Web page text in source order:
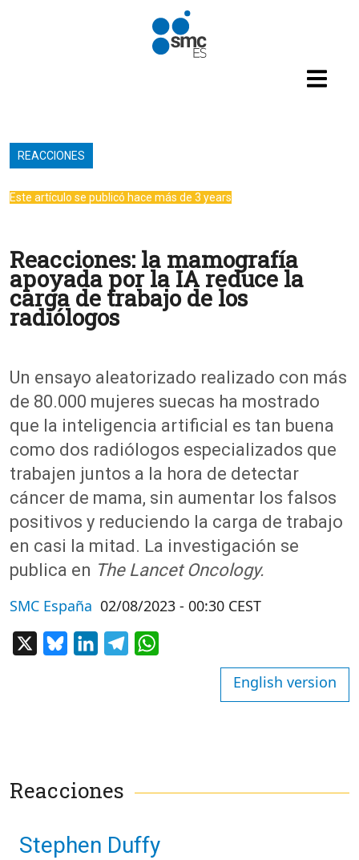
Pasar al contenido principal
REACCIONES
Este artículo se publicó hace más de 3 years
Reacciones: la mamografía
apoyada por la IA reduce la
carga de trabajo de los
radiólogos
Un ensayo aleatorizado realizado con más
de 80.000 mujeres suecas ha mostrado
que la inteligencia artificial es tan buena
como dos radiólogos especializados que
trabajen juntos a la hora de detectar
cáncer de mama, sin aumentar los falsos
positivos y reduciendo la carga de trabajo
en casi la mitad. La investigación se
publica en The Lancet Oncology.
SMC España 02/08/2023 - 00:30 CEST
BlueskyLinkedInTelegram
English version
Reacciones
Stephen Duffy